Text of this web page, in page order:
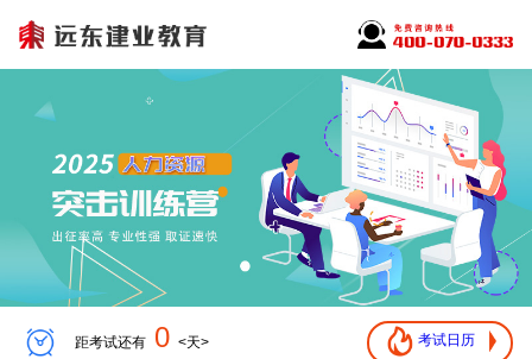
距考试还有 0<天> 考试日历